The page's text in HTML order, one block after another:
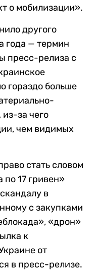
о мобилизации».
другого
года — термин
пресс-релиза с
гораздо больше
за чего
чем видимых
стать словом
по 17 гривен»
в
с закупками
«дрон»
к
от
в пресс-релизе.